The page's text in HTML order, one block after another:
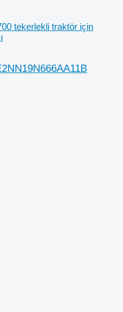
tekerlekli traktör için